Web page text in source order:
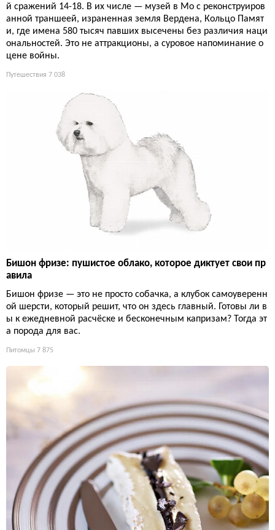
й сражений 14-18. В их числе — музей в Мо с реконструиров
анной траншеей, израненная земля Вердена, Кольцо Памят
и, где имена 580 тысяч павших высечены без различия наци
ональностей. Это не аттракционы, а суровое напоминание о
цене войны.
Путешествия 7 038
Бишон фризе: пушистое облако, которое диктует свои пр
авила
Бишон фризе — это не просто собачка, а клубок самоуверенн
ой шерсти, который решит, что он здесь главный. Готовы ли в
ы к ежедневной расчёске и бесконечным капризам? Тогда эт
а порода для вас.
Питомцы 7 875